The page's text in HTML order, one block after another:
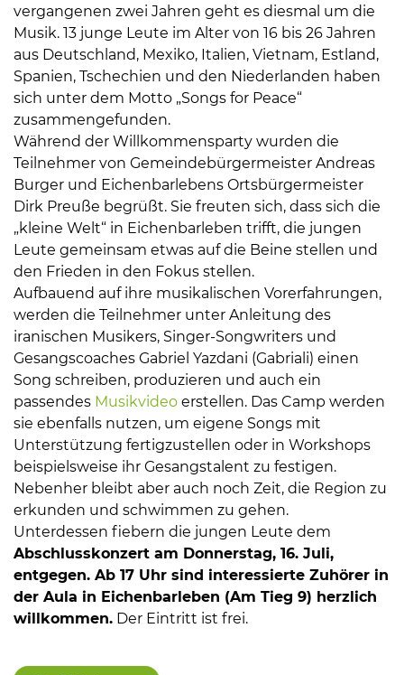
vergangenen zwei Jahren geht es diesmal um die
Musik. 13 junge Leute im Alter von 16 bis 26 Jahren
aus Deutschland, Mexiko, Italien, Vietnam, Estland,
Spanien, Tschechien und den Niederlanden haben
sich unter dem Motto „Songs for Peace“
zusammengefunden.
Während der Willkommensparty wurden die
Teilnehmer von Gemeindebürgermeister Andreas
Burger und Eichenbarlebens Ortsbürgermeister
Dirk Preuße begrüßt. Sie freuten sich, dass sich die
„kleine Welt“ in Eichenbarleben trifft, die jungen
Leute gemeinsam etwas auf die Beine stellen und
den Frieden in den Fokus stellen.
Aufbauend auf ihre musikalischen Vorerfahrungen,
werden die Teilnehmer unter Anleitung des
iranischen Musikers, Singer-Songwriters und
Gesangscoaches Gabriel Yazdani (Gabriali) einen
Song schreiben, produzieren und auch ein
passendes Musikvideo erstellen. Das Camp werden
sie ebenfalls nutzen, um eigene Songs mit
Unterstützung fertigzustellen oder in Workshops
beispielsweise ihr Gesangstalent zu festigen.
Nebenher bleibt aber auch noch Zeit, die Region zu
erkunden und schwimmen zu gehen.
Unterdessen fiebern die jungen Leute dem
Abschlusskonzert am Donnerstag, 16. Juli,
entgegen. Ab 17 Uhr sind interessierte Zuhörer in
der Aula in Eichenbarleben (Am Tieg 9) herzlich
willkommen. Der Eintritt ist frei.